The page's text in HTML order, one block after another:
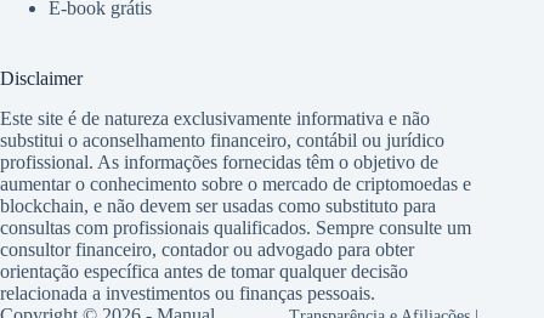
E-book grátis
Disclaimer
Este site é de natureza exclusivamente informativa e não
substitui o aconselhamento financeiro, contábil ou jurídico
profissional. As informações fornecidas têm o objetivo de
aumentar o conhecimento sobre o mercado de criptomoedas e
blockchain, e não devem ser usadas como substituto para
consultas com profissionais qualificados. Sempre consulte um
consultor financeiro, contador ou advogado para obter
orientação específica antes de tomar qualquer decisão
relacionada a investimentos ou finanças pessoais.